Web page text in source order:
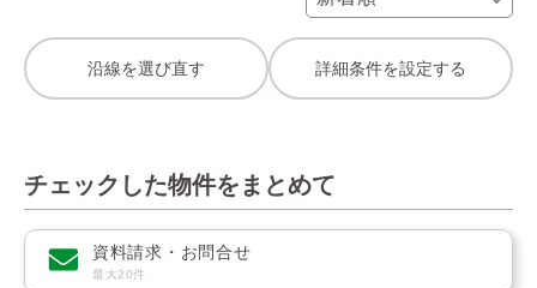
沿線を選び直す 詳細条件を設定する
チェックした物件をまとめて
資料請求・お問合せ
最大20件